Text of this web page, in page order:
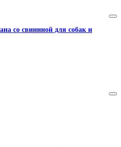
со свининой для собак и